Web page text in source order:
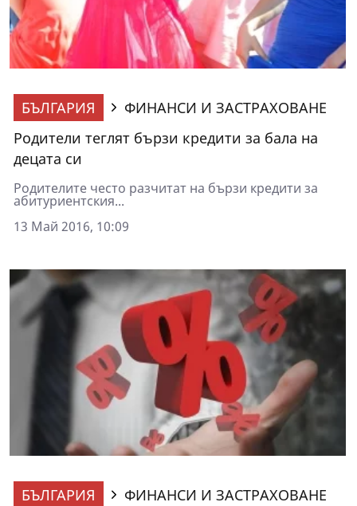
БЪЛГАРИЯ
ФИНАНСИ И ЗАСТРАХОВАНЕ
Родители теглят бързи кредити за бала на
децата си
Родителите често разчитат на бързи кредити за
абитуриентския...
13 Май 2016, 10:09
БЪЛГАРИЯ
ФИНАНСИ И ЗАСТРАХОВАНЕ